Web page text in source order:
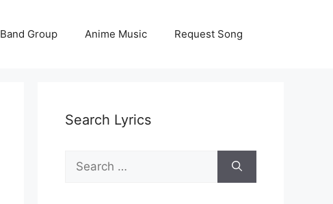
Band Group Anime Music Request Song
Search Lyrics
Search
for: